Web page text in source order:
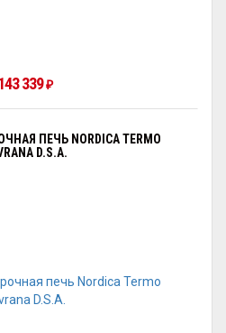
339₽
ПЕЧЬ NORDICA TERMO
D.S.A.